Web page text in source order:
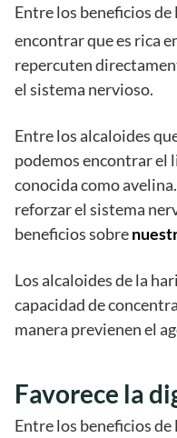
Entre los beneficios de
encontrar que es rica
repercuten
el sistema nervioso.
Entre los alcaloides
podemos encontrar el
conocida como
reforzar el sistema
beneficios sobre
Los alcaloides de la
capacidad de
manera previenen el
Favorece la
Entre los beneficios de